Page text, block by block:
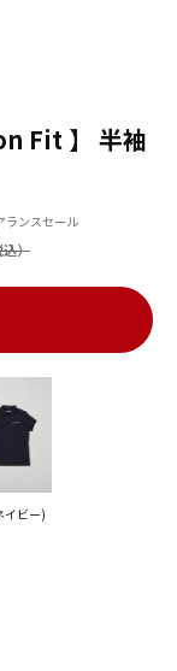
Fit 】 半袖
ランスセール
イビー)